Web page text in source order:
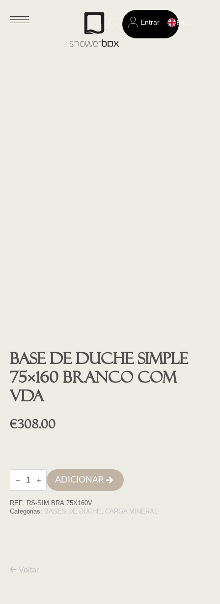
Search
for:
Entrar
Base de duche SIMPLE
75×160 BRANCO COM
VDA
€308.00
Quantidade
de
Base
duche
SIMPLE
ADICIONAR
REF: RS-SIM.BRA.75X160V
Categorias: BASES DE DUCHE, CARGA MINERAL
Voltar